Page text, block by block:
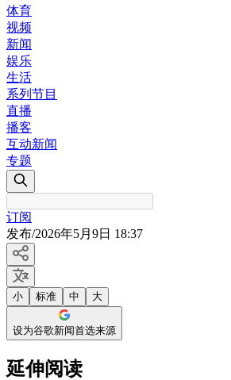
体育
视频
新闻
娱乐
生活
系列节目
直播
播客
互动新闻
专题
订阅
发布/2026年5月9日 18:37
小 标准 中 大
设为谷歌新闻首选来源
延伸阅读